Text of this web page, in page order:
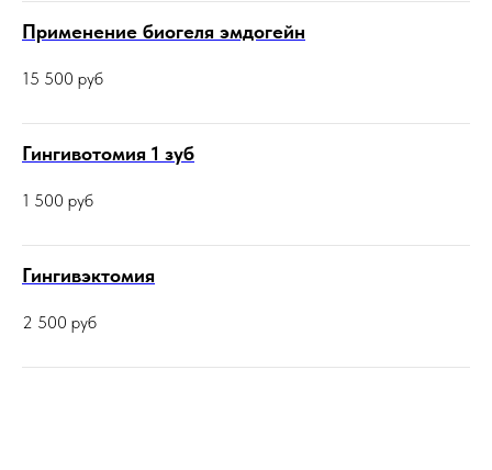
Применение биогеля эмдогейн
15 500 руб
Гингивотомия 1 зуб
1 500 руб
Гингивэктомия
2 500 руб